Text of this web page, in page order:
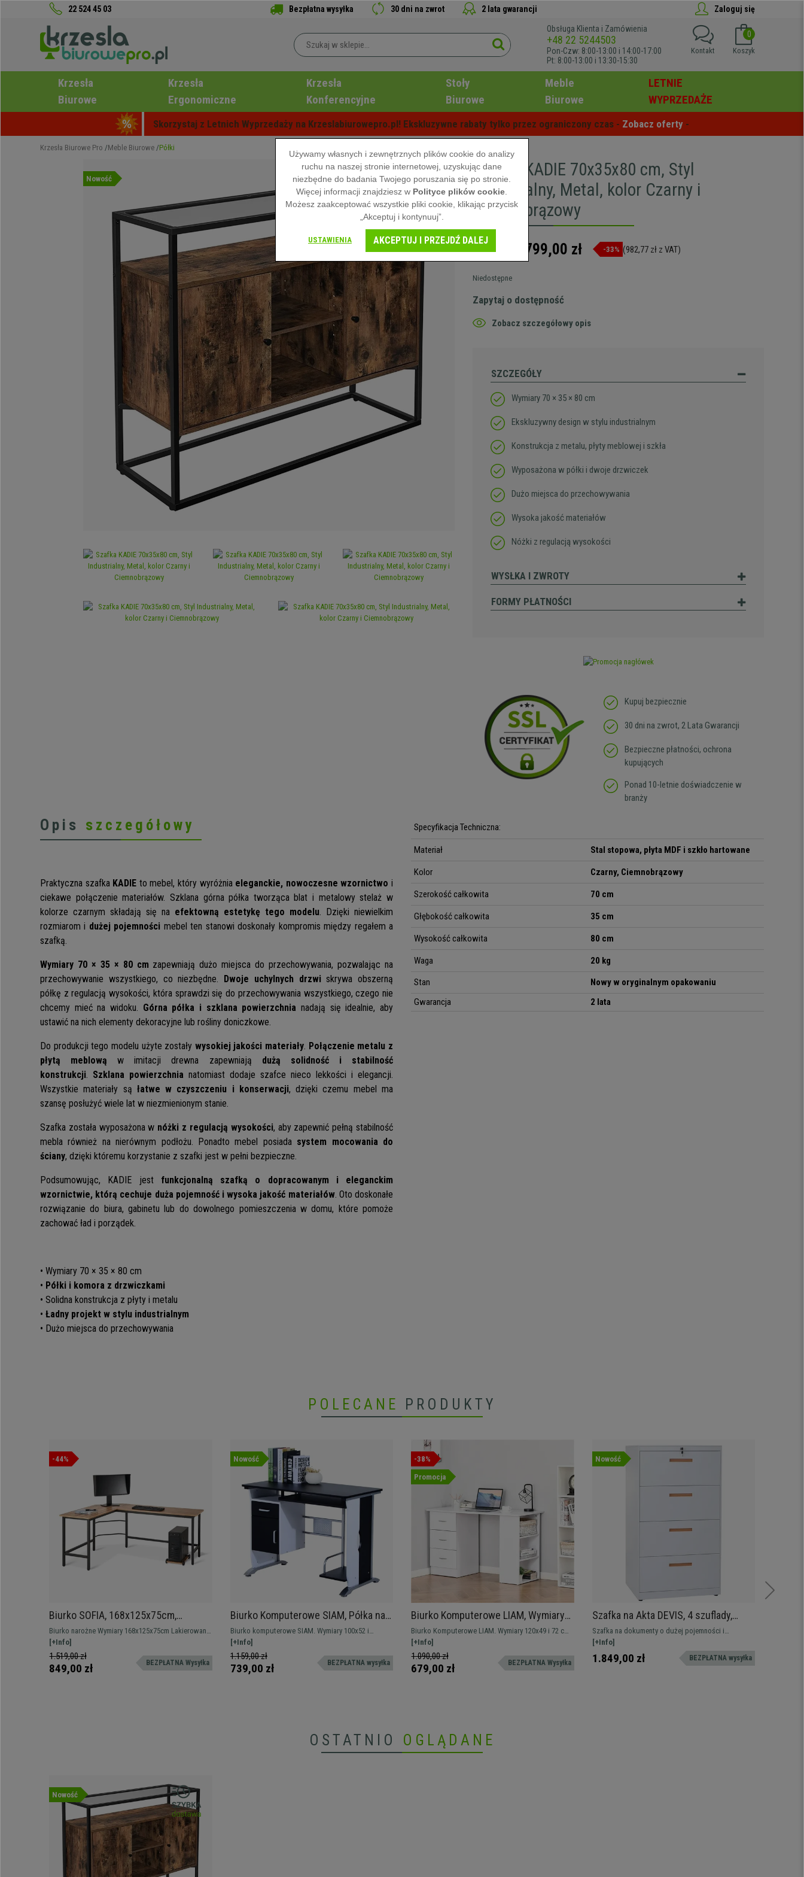
22 524 45 03 Bezpłatna wysyłka 30 dni na zwrot 2 lata gwarancji Zaloguj się
Obsługa Klienta i Zamówienia
+48 22 5244503
Pon-Czw: 8:00-13:00 i 14:00-17:00
Pt: 8:00-13:00 i 13:30-15:30
0
Koszyk
Kontakt
Krzesła
Biurowe
Krzesła
Ergonomiczne
Krzesła
Konferencyjne
Stoły
Biurowe
Meble
Biurowe
LETNIE
WYPRZEDAŻE
Skorzystaj z Letnich Wyprzedaży na Krzeslabiurowepro.pl! Ekskluzywne rabaty tylko przez ograniczony czas - Zobacz oferty -
Krzesła Biurowe Pro Meble Biurowe Półki
Nowość
Szafka KADIE 70x35x80 cm, Styl
Industrialny, Metal, kolor Czarny i
Ciemnobrązowy
1.199,00 zł 799,00 zł -33% (982,77 zł z VAT)
Niedostępne
Zapytaj o dostępność
Zobacz szczegółowy opis
SZCZEGÓŁY
Wymiary 70 × 35 × 80 cm
Ekskluzywny design w stylu industrialnym
Konstrukcja z metalu, płyty meblowej i szkła
Wyposażona w półki i dwoje drzwiczek
Dużo miejsca do przechowywania
Wysoka jakość materiałów
Nóżki z regulacją wysokości
WYSŁKA I ZWROTY
FORMY PŁATNOŚCI
Kupuj bezpiecznie
30 dni na zwrot, 2 Lata Gwarancji
Bezpieczne płatności, ochrona
kupujących
Ponad 10-letnie doświadczenie w
branży
Opis szczegółowy
Praktyczna szafka KADIE to mebel, który wyróżnia eleganckie, nowoczesne wzornictwo i
ciekawe połączenie materiałów. Szklana górna półka tworząca blat i metalowy stelaż w
kolorze czarnym składają się na efektowną estetykę tego modelu. Dzięki niewielkim
rozmiarom i dużej pojemności mebel ten stanowi doskonały kompromis między regałem a
szafką.
Wymiary 70 × 35 × 80 cm zapewniają dużo miejsca do przechowywania, pozwalając na
przechowywanie wszystkiego, co niezbędne. Dwoje uchylnych drzwi skrywa obszerną
półkę z regulacją wysokości, która sprawdzi się do przechowywania wszystkiego, czego nie
chcemy mieć na widoku. Górna półka i szklana powierzchnia nadają się idealnie, aby
ustawić na nich elementy dekoracyjne lub rośliny doniczkowe.
Do produkcji tego modelu użyte zostały wysokiej jakości materiały. Połączenie metalu z
płytą meblową
w imitacji drewna zapewniają
dużą solidność i stabilność
konstrukcji. Szklana powierzchnia natomiast dodaje szafce nieco lekkości i elegancji.
Wszystkie materiały są łatwe w czyszczeniu i konserwacji, dzięki czemu mebel ma
szansę posłużyć wiele lat w niezmienionym stanie.
Szafka została wyposażona w nóżki z regulacją wysokości, aby zapewnić pełną stabilność
mebla również na nierównym podłożu. Ponadto mebel posiada system mocowania do
ściany, dzięki któremu korzystanie z szafki jest w pełni bezpieczne.
Podsumowując, KADIE jest
funkcjonalną szafką o dopracowanym i eleganckim
wzornictwie, którą cechuje duża pojemność i wysoka jakość materiałów. Oto doskonałe
rozwiązanie do biura, gabinetu lub do dowolnego pomieszczenia w domu, które pomoże
zachować ład i porządek.
• Wymiary 70 × 35 × 80 cm
• Półki i komora z drzwiczkami
• Solidna konstrukcja z płyty i metalu
• Ładny projekt w stylu industrialnym
• Dużo miejsca do przechowywania
Specyfikacja Techniczna:
Materiał Stal stopowa, płyta MDF i szkło hartowane
Kolor Czarny, Ciemnobrązowy
Szerokość całkowita 70 cm
Głębokość całkowita 35 cm
Wysokość całkowita 80 cm
Waga
20 kg
Stan
Nowy w oryginalnym opakowaniu
Gwarancja
2 lata
POLECANE PRODUKTY
-44%
Biurko SOFIA, 168x125x75cm,
Metalowy Stelaż kolor Czarny, Blat
kolor Dąb
Biurko narożne Wymiary 168x125x75cm Lakierowany
na czarno metalowy stelaż
[+Info]
1.519,00 zł
849,00 zł BEZPŁATNA Wysyłka
Nowość
Biurko Komputerowe SIAM, Półka na
Procesor i Szuflady, 100x52x75 cm,
Blat kolor Czarny
Biurko komputerowe SIAM. Wymiary 100x52 i
wysokość 75 cm. Model o nowoczesnym designie,
idealny do pracy przy komputerze, z dużą ilością
miejsca do przechowywania.
[+Info]
1.159,00 zł
739,00 zł BEZPŁATNA wysyłka
-38%
Promocja
Biurko Komputerowe LIAM, Wymiary
120x49x72 cm, kolor Biały
Biurko Komputerowe LIAM. Wymiary 120x49 i 72 cm
wysokości. Model pełen prostoty, który doskonale
łączy w sobie przestrzeń użytkową z miejscem do
przechowywania.
[+Info]
1.090,00 zł
679,00 zł BEZPŁATNA Wysyłka
Nowość
Szafka na Akta DEVIS, 4 szuflady,
132x76x46 cm, Stalowa, kolor Biały
Szafka na dokumenty o dużej pojemności i
wymiarach 132x76x46cm. Wykonana z blachy
stalowej.
[+Info]
1.849,00 zł BEZPŁATNA wysyłka
OSTATNIO OGLĄDANE
Nowość
Używamy własnych i zewnętrznych plików cookie do analizy
ruchu na naszej stronie internetowej, uzyskując dane
niezbędne do badania Twojego poruszania się po stronie.
Więcej informacji znajdziesz w Polityce plików cookie
Możesz zaakceptować wszystkie pliki cookie, klikając przycisk
„Akceptuj i kontynuuj”.
USTAWIENIA AKCEPTUJ I PRZEJDŹ DALEJ